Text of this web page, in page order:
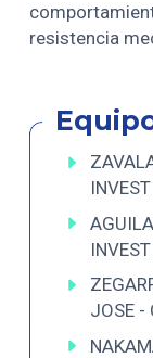
resistencia
JOSE -